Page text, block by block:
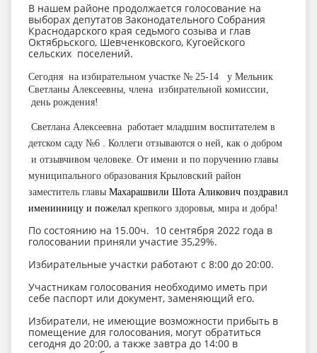
В нашем районе продолжается голосование на
выборах депутатов Законодательного Собрания
Краснодарского края седьмого созыва и глав
Октябрьского, Шевченковского, Кугоейского
сельских поселений.
Сегодня на избирательном участке № 25-14 у Мельник
Светланы Алексеевны, члена избирательной комиссии,
день рождения!
Светлана Алексеевна работает младшим воспитателем в
детском саду №6 . Коллеги отзываются о ней, как о добром
и отзывчивом человеке. От имени и по поручению главы
муниципального образования Крыловский район
заместитель главы Махарашвили Шота Аликович поздравил
именинницу и пожелал крепкого здоровья, мира и добра!
По состоянию на 15.00ч. 10 сентября 2022 года в
голосовании приняли участие 35,29%.
Избирательные участки работают с 8:00 до 20:00.
Участникам голосования необходимо иметь при
себе паспорт или документ, заменяющий его.
Избиратели, не имеющие возможности прибыть в
помещение для голосования, могут обратиться
сегодня до 20:00, а также завтра до 14:00 в